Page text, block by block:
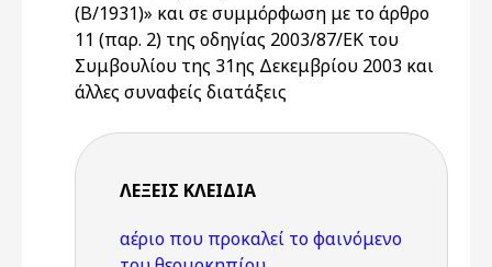
(Β/1931)» και σε συμμόρφωση με το άρθρο
11 (παρ. 2) της οδηγίας 2003/87/ΕΚ του
Συμβουλίου της 31ης Δεκεμβρίου 2003 και
άλλες συναφείς διατάξεις
ΛΈΞΕΙΣ KΛΕΙΔΙΆ
αέριο που προκαλεί το φαινόμενο